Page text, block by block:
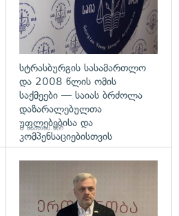
სტრასბურგის სასამართლო
და 2008 წლის ომის
საქმეები — საიას ბრძოლა
დაზარალებულთა
უფლებებისა და
კომპენსაციებისთვის
8 საათის წინ